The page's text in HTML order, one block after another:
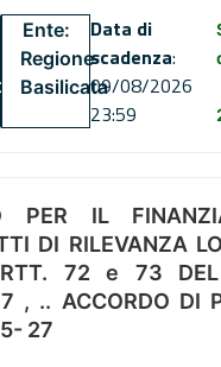
Ente:
Regione
Basilicata
Data di
scadenza:
09/08/2026
23:59
PER IL
DI RILEVANZA
72 e 73
, .. ACCORDO DI
27